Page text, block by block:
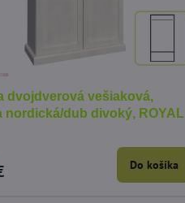
dvojdverová vešiaková,
nordická/dub divoký, ROYAL
Do košíka